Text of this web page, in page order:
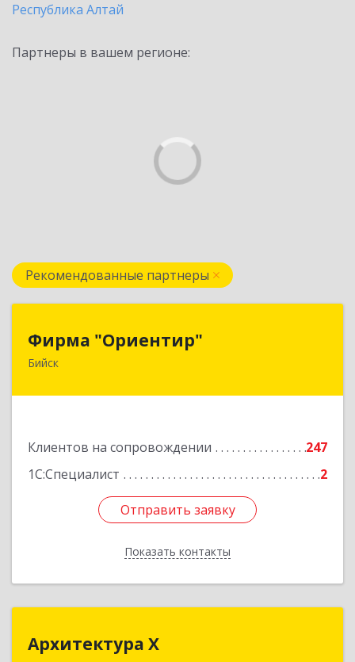
Республика Алтай
Партнеры в вашем регионе:
Рекомендованные партнеры
Фирма "Ориентир"
Бийск
Клиентов на сопровождении
247
1С:Специалист
2
Отправить заявку
Показать контакты
659300, Алтайский край, Бийск г, Сергея Кирова
Отправить заявку
Назад
Архитектура Х